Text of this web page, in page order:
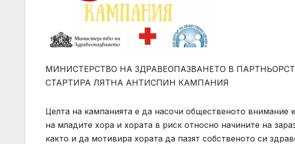
МИНИСТЕРСТВО НА ЗДРАВЕОПАЗВАНЕТО В
СТАРТИРА ЛЯТНА АНТИСПИН КАМПАНИЯ
Целта на кампанията е да насочи общественото
на младите хора и хората в риск относно начините на
както и да мотивира хората да пазят собственото си